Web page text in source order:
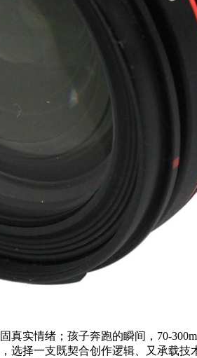
真实情绪；孩子奔跑的瞬间，70-
选择一支既契合创作逻辑、又承载